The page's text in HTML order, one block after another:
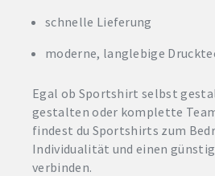
schnelle Lieferung
moderne, langlebige
Egal ob Sportshirt selbst
gestalten oder komplette
findest du Sportshirts zum
Individualität und einen
verbinden.